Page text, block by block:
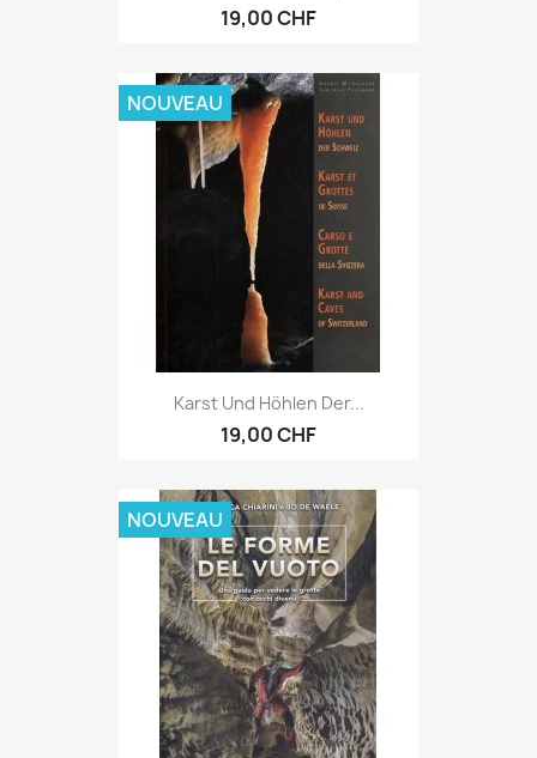
19,00 CHF
Karst Und Höhlen Der...
19,00 CHF
NOUVEAU
NOUVEAU